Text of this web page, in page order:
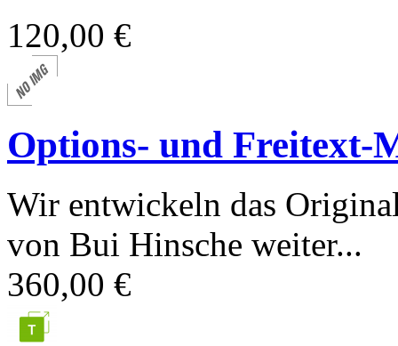
120,00 €
Options- und Freitext-
Wir entwickeln das
von Bui Hinsche weiter...
360,00 €